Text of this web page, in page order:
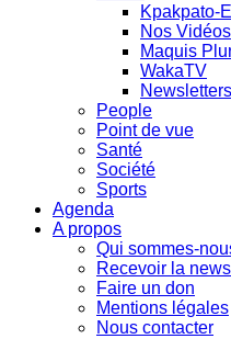
Kpakpato-
Nos Vidéos
Maquis
WakaTV
Newsletters
People
Point de vue
Santé
Société
Sports
Agenda
A propos
Qui sommes-
Recevoir la
Faire un don
Mentions légales
Nous contacter